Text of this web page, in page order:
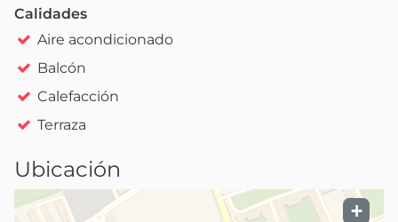
Calidades
Aire acondicionado
Balcón
Calefacción
Terraza
Ubicación
+